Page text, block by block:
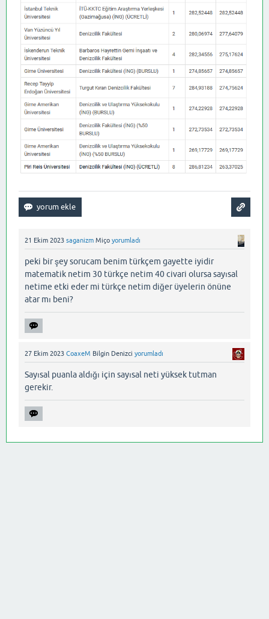
21 Ekim 2023 saganizm Miço yorumladı
peki bir şey sorucam benim türkçem gayette iyidir
matematik netim 30 türkçe netim 40 civari olursa sayısal
netime etki eder mi türkçe netim diğer üyelerin önüne
atar mı beni?
27 Ekim 2023 CoaxeM Bilgin Denizci yorumladı
Sayısal puanla aldığı için sayısal neti yüksek tutman
gerekir.